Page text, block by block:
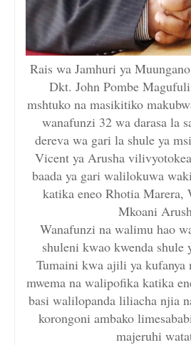
Rais wa Jamhuri ya
Dkt. John Pombe
mshtuko na masikitiko
wanafunzi 32 wa darasa la
dereva wa gari la shule ya
Vicent ya Arusha
baada ya gari walilokuwa
katika eneo Rhotia Marera,
Mkoani
Wanafunzi na walimu hao
shuleni kwao kwenda shule
Tumaini kwa ajili ya
mwema na walipofika katika
basi walilopanda liliacha njia
korongoni ambako
majeruhi